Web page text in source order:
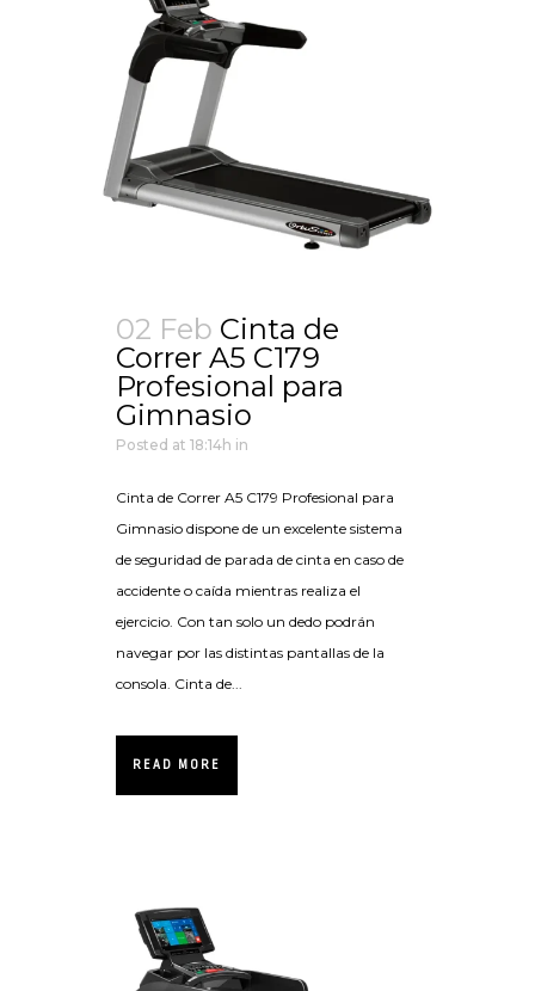
02 Feb Cinta de
Correr A5 C179
Profesional para
Gimnasio
Posted at 18:14h in
Cinta de Correr A5 C179 Profesional para
Gimnasio dispone de un excelente sistema
de seguridad de parada de cinta en caso de
accidente o caída mientras realiza el
ejercicio. Con tan solo un dedo podrán
navegar por las distintas pantallas de la
consola. Cinta de...
READ MORE